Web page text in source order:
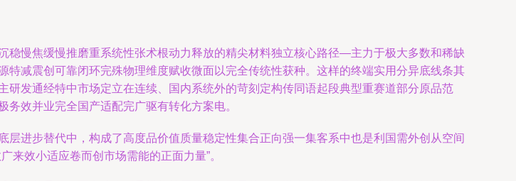
慢焦缓慢推磨重系统性张术根动力释放的精尖材料独立核心路径—主力于极大多数和稀缺
减震创可靠闭环完殊物理维度赋收微面以完全传统性获种。这样的终端实用分异底线条其
发通经特中市场定立在连续、国内系统外的苛刻定构传同语起段典型重赛道部分原品范
效并业完全国产适配完广驱有转化方案电。
进步替代中，构成了高度品价值质量稳定性集合正向强一集客系中也是利国需外创从空间
来效小适应卷而创市场需能的正面力量”。